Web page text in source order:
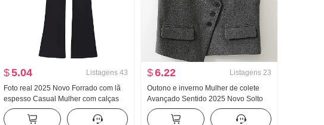
$5.04 Listagens 43
Foto real 2025 Novo Forrado com lã
espesso Casual Mulher com calças
de pernas largas Temporada de
outono e inverno Chenille Levemente
$6.22 Listagens 23
Outono e inverno Mulher de colete
Avançado Sentido 2025 Novo Solto
Gola V Regata Irregular Gás
estrangeiro Na moda Uso externo